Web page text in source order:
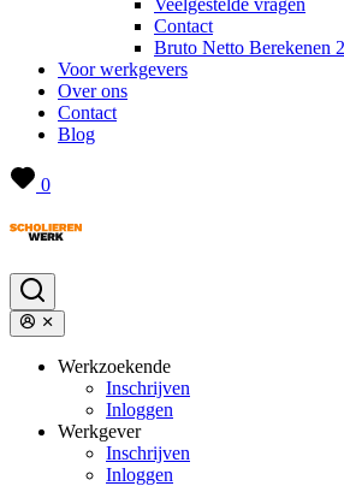
Veelgestelde vragen
Contact
Bruto Netto Berekenen
Voor werkgevers
Over ons
Contact
Blog
0
Werkzoekende
Inschrijven
Inloggen
Werkgever
Inschrijven
Inloggen